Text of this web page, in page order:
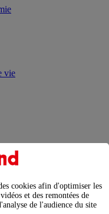
vie
des appareils
électrique
: concentrer les
cookies afin d'optimiser les
et des remontées de
de l'audience du site